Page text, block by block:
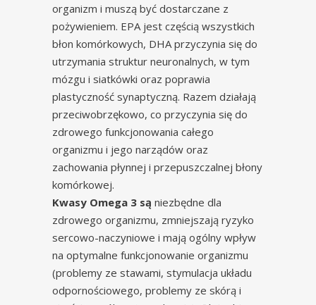
organizm i muszą być dostarczane z
pożywieniem. EPA jest częścią wszystkich
błon komórkowych, DHA przyczynia się do
utrzymania struktur neuronalnych, w tym
mózgu i siatkówki oraz poprawia
plastyczność synaptyczną. Razem działają
przeciwobrzękowo, co przyczynia się do
zdrowego funkcjonowania całego
organizmu i jego narządów oraz
zachowania płynnej i przepuszczalnej błony
komórkowej.
Kwasy Omega 3 są niezbędne dla
zdrowego organizmu, zmniejszają ryzyko
sercowo-naczyniowe i mają ogólny wpływ
na optymalne funkcjonowanie organizmu
(problemy ze stawami, stymulacja układu
odpornościowego, problemy ze skórą i